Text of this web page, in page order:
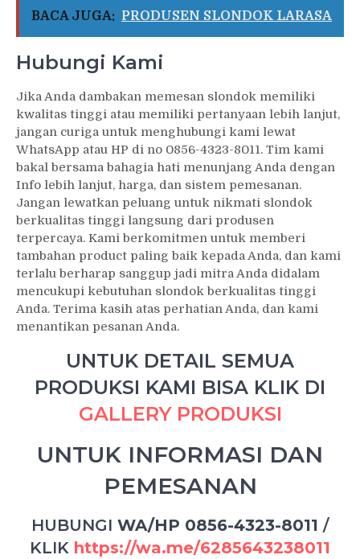
BACA JUGA: PRODUSEN SLONDOK LARASA
Hubungi Kami
Jika Anda dambakan memesan slondok memiliki
kwalitas tinggi atau memiliki pertanyaan lebih lanjut,
jangan curiga untuk menghubungi kami lewat
WhatsApp atau HP di no 0856-4323-8011. Tim kami
bakal bersama bahagia hati menunjang Anda dengan
Info lebih lanjut, harga, dan sistem pemesanan.
Jangan lewatkan peluang untuk nikmati slondok
berkualitas tinggi langsung dari produsen
terpercaya. Kami berkomitmen untuk memberi
tambahan product paling baik kepada Anda, dan kami
terlalu berharap sanggup jadi mitra Anda didalam
mencukupi kebutuhan slondok berkualitas tinggi
Anda. Terima kasih atas perhatian Anda, dan kami
menantikan pesanan Anda.
UNTUK DETAIL SEMUA
PRODUKSI KAMI BISA KLIK DI
GALLERY PRODUKSI
UNTUK INFORMASI DAN
PEMESANAN
HUBUNGI WA/HP 0856-4323-8011 /
KLIK https://wa.me/6285643238011